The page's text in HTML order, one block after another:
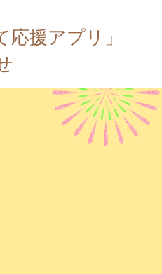
応援アプリ」